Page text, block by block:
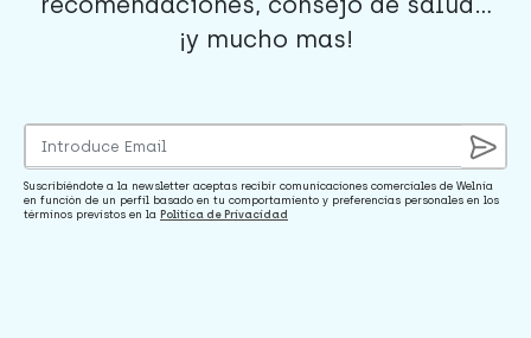
¡y mucho mas!
Suscribiéndote a la newsletter aceptas recibir comunicaciones comerciales de Welnia
en función de un perfil basado en tu comportamiento y preferencias personales en los
términos previstos en la Política de Privacidad